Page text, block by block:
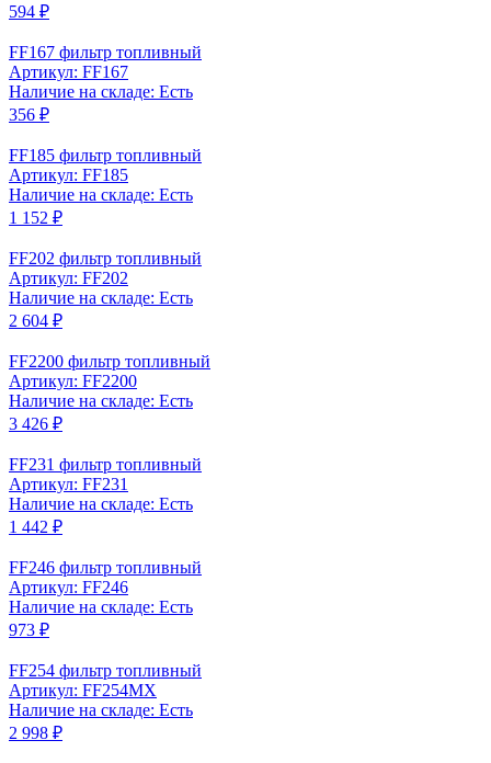
594 ₽
FF167 фильтр топливный
Артикул: FF167
Наличие на складе: Есть
356 ₽
FF185 фильтр топливный
Артикул: FF185
Наличие на складе: Есть
1 152 ₽
FF202 фильтр топливный
Артикул: FF202
Наличие на складе: Есть
2 604 ₽
FF2200 фильтр топливный
Артикул: FF2200
Наличие на складе: Есть
3 426 ₽
FF231 фильтр топливный
Артикул: FF231
Наличие на складе: Есть
1 442 ₽
FF246 фильтр топливный
Артикул: FF246
Наличие на складе: Есть
973 ₽
FF254 фильтр топливный
Артикул: FF254MX
Наличие на складе: Есть
2 998 ₽